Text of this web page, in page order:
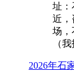
址：
近，
场，
（
2026年石